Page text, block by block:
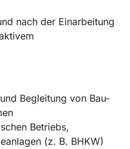
nach der Einarbeitung
Begleitung von Bau-
Betriebs,
(z. B. BHKW)